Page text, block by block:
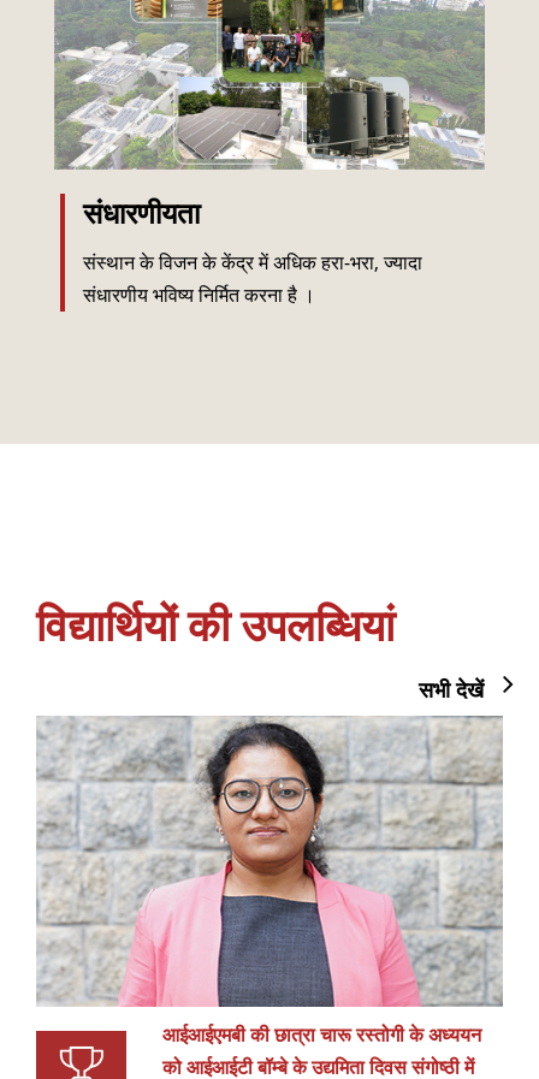
संधारणीयता
संस्थान के विजन के केंद्र में अधिक हरा-भरा, ज्यादा
संधारणीय भविष्य निर्मित करना है ।
विद्यार्थियों की उपलब्धियां
सभी देखें
आईआईएमबी की छात्रा चारू रस्तोगी के अध्ययन
को आईआईटी बॉम्बे के उद्यमिता दिवस संगोष्ठी में